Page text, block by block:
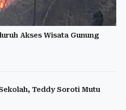
Akses Wisata Gunung
Teddy Soroti Mutu